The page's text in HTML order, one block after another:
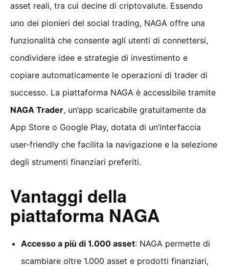
asset reali, tra cui decine di criptovalute. Essendo
uno dei pionieri del social trading, NAGA offre una
funzionalità che consente agli utenti di connettersi,
condividere idee e strategie di investimento e
copiare automaticamente le operazioni di trader di
successo. La piattaforma NAGA è accessibile tramite
NAGA Trader, un’app scaricabile gratuitamente da
App Store o Google Play, dotata di un’interfaccia
user-friendly che facilita la navigazione e la selezione
degli strumenti finanziari preferiti.
Vantaggi della
piattaforma NAGA
Accesso a più di 1.000 asset: NAGA permette di
scambiare oltre 1.000 asset e prodotti finanziari,